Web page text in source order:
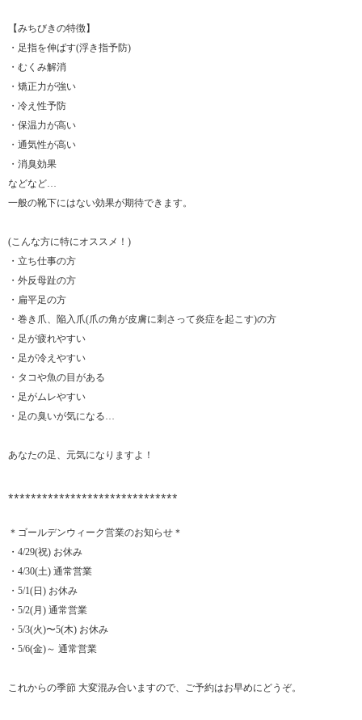
【みちびきの特徴】
・足指を伸ばす(浮き指予防)
・むくみ解消
・矯正力が強い
・冷え性予防
・保温力が高い
・通気性が高い
・消臭効果
などなど…
一般の靴下にはない効果が期待できます。
(こんな方に特にオススメ！)
・立ち仕事の方
・外反母趾の方
・扁平足の方
・巻き爪、陥入爪(爪の角が皮膚に刺さって炎症を起こす)の方
・足が疲れやすい
・足が冷えやすい
・タコや魚の目がある
・足がムレやすい
・足の臭いが気になる…
あなたの足、元気になりますよ！
⁎⁎⁎⁎⁎⁎⁎⁎⁎⁎⁎⁎⁎⁎⁎⁎⁎⁎⁎⁎⁎⁎⁎⁎⁎⁎⁎⁎⁎⁎
＊ゴールデンウィーク営業のお知らせ＊
・4/29(祝) お休み
・4/30(土) 通常営業
・5/1(日) お休み
・5/2(月) 通常営業
・5/3(火)〜5(木) お休み
・5/6(金)～ 通常営業
これからの季節 大変混み合いますので、ご予約はお早めにどうぞ。